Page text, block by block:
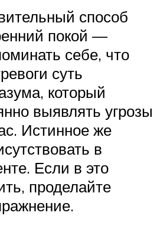
способ
покой —
себе, что
суть
который
выявлять угрозы
Истинное же
в
Если в это
проделайте